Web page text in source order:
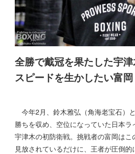
全勝で戴冠を果たした宇
スピードを生かしたい富岡
今年2月、鈴木雅弘（角海老宝石）
勝ちを収め、空位になっていた日本ラ
宇津木の初防衛戦。挑戦者の富岡は
見放されているだけに、王者が圧倒